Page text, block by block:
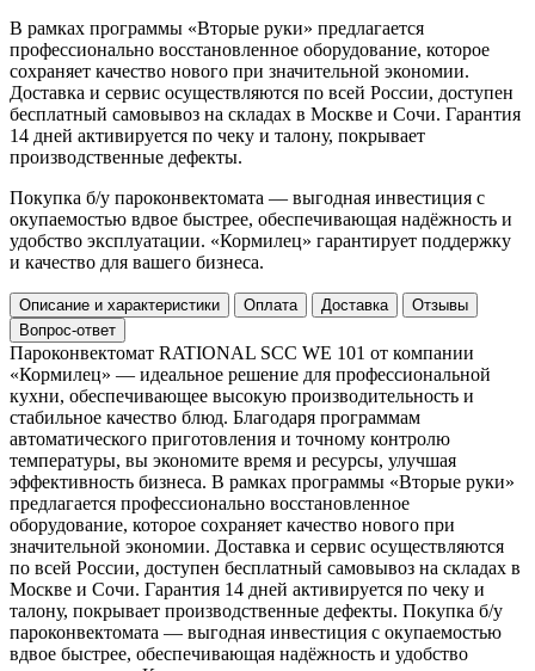
В рамках программы «Вторые руки» предлагается
профессионально восстановленное оборудование, которое
сохраняет качество нового при значительной экономии.
Доставка и сервис осуществляются по всей России, доступен
бесплатный самовывоз на складах в Москве и Сочи. Гарантия
14 дней активируется по чеку и талону, покрывает
производственные дефекты.
Покупка б/у пароконвектомата — выгодная инвестиция с
окупаемостью вдвое быстрее, обеспечивающая надёжность и
удобство эксплуатации. «Кормилец» гарантирует поддержку
и качество для вашего бизнеса.
Описание и характеристики Оплата Доставка
Отзывы
Вопрос-ответ
Пароконвектомат RATIONAL SCC WE 101 от компании
«Кормилец» — идеальное решение для профессиональной
кухни, обеспечивающее высокую производительность и
стабильное качество блюд. Благодаря программам
автоматического приготовления и точному контролю
температуры, вы экономите время и ресурсы, улучшая
эффективность бизнеса. В рамках программы «Вторые руки»
предлагается профессионально восстановленное
оборудование, которое сохраняет качество нового при
значительной экономии. Доставка и сервис осуществляются
по всей России, доступен бесплатный самовывоз на складах в
Москве и Сочи. Гарантия 14 дней активируется по чеку и
талону, покрывает производственные дефекты. Покупка б/у
пароконвектомата — выгодная инвестиция с окупаемостью
вдвое быстрее, обеспечивающая надёжность и удобство